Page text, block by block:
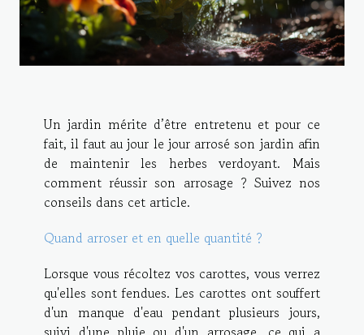
Un jardin mérite d’être entretenu et pour ce
fait, il faut au jour le jour arrosé son jardin afin
de maintenir les herbes verdoyant. Mais
comment réussir son arrosage ? Suivez nos
conseils dans cet article.
Quand arroser et en quelle quantité ?
Lorsque vous récoltez vos carottes, vous verrez
qu'elles sont fendues. Les carottes ont souffert
d'un manque d'eau pendant plusieurs jours,